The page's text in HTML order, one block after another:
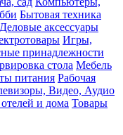
Бытовая техника
Деловые аксессуары
Игры,
принадлежности
стола Мебель
питания Рабочая
Видео, Аудио
и дома Товары